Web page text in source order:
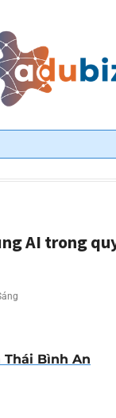
AI trong
Thái Bình An